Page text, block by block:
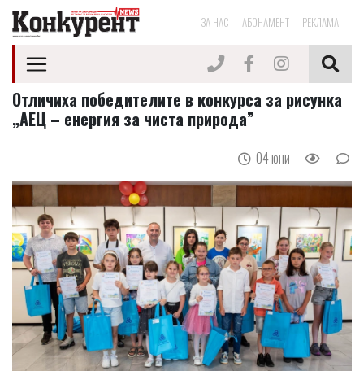
ЗА НАС АБОНАМЕНТ РЕКЛАМА
Отличиха победителите в конкурса за рисунка
„АЕЦ – енергия за чиста природа”
04 юни